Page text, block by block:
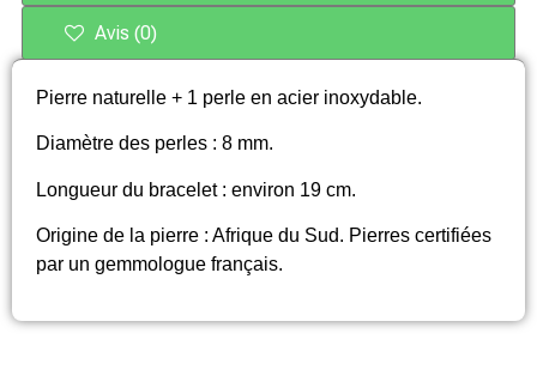
Avis (0)
Pierre naturelle + 1 perle en acier inoxydable.
Diamètre des perles : 8 mm.
Longueur du bracelet : environ 19 cm.
Origine de la pierre : Afrique du Sud. Pierres certifiées
par un gemmologue français.